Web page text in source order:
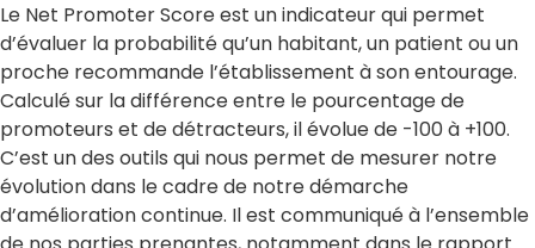
Le Net Promoter Score est un indicateur qui permet
d’évaluer la probabilité qu’un habitant, un patient ou un
proche recommande l’établissement à son entourage.
Calculé sur la différence entre le pourcentage de
promoteurs et de détracteurs, il évolue de -100 à +100.
C’est un des outils qui nous permet de mesurer notre
évolution dans le cadre de notre démarche
d’amélioration continue. Il est communiqué à l’ensemble